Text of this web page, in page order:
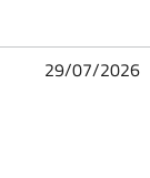
29/07/2026